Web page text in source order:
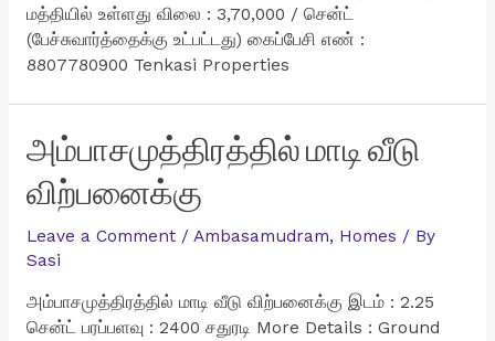
மத்தியில் உள்ளது விலை : 3,70,000 / சென்ட்
(பேச்சுவார்த்தைக்கு உட்பட்டது) கைப்பேசி எண் :
8807780900 Tenkasi Properties
அம்பாசமுத்திரத்தில் மாடி வீடு
விற்பனைக்கு
Leave a Comment / Ambasamudram, Homes / By
Sasi
அம்பாசமுத்திரத்தில் மாடி வீடு விற்பனைக்கு இடம் : 2.25
சென்ட் பரப்பளவு : 2400 சதுரடி More Details : Ground